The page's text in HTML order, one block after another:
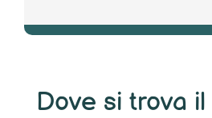
Dove si trova